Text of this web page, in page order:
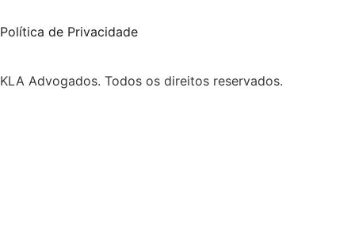
Política de Privacidade
KLA Advogados. Todos os direitos reservados.